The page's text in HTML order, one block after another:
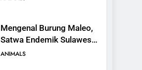
Mengenal Burung Maleo,
Satwa Endemik Sulawesi
yang Terancam Punah
ANIMALS